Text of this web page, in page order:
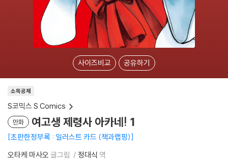
사이즈비교 공유하기
소득공제
S코믹스 S Comics
만화 여고생 제령사 아카네! 1
초판한정부록 : 일러스트 카드 (책과랩핑)
오타케 마사오 글그림 정대식 역